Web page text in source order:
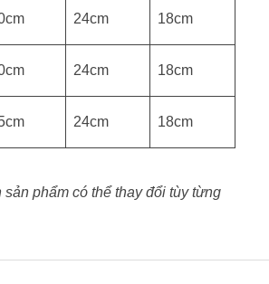
24cm 18cm
24cm 18cm
24cm 18cm
phẩm có thể thay đổi tùy từng